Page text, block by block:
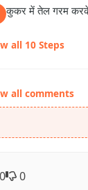
कुकर में तेल गरम
all 10 Steps
all comments
0 0